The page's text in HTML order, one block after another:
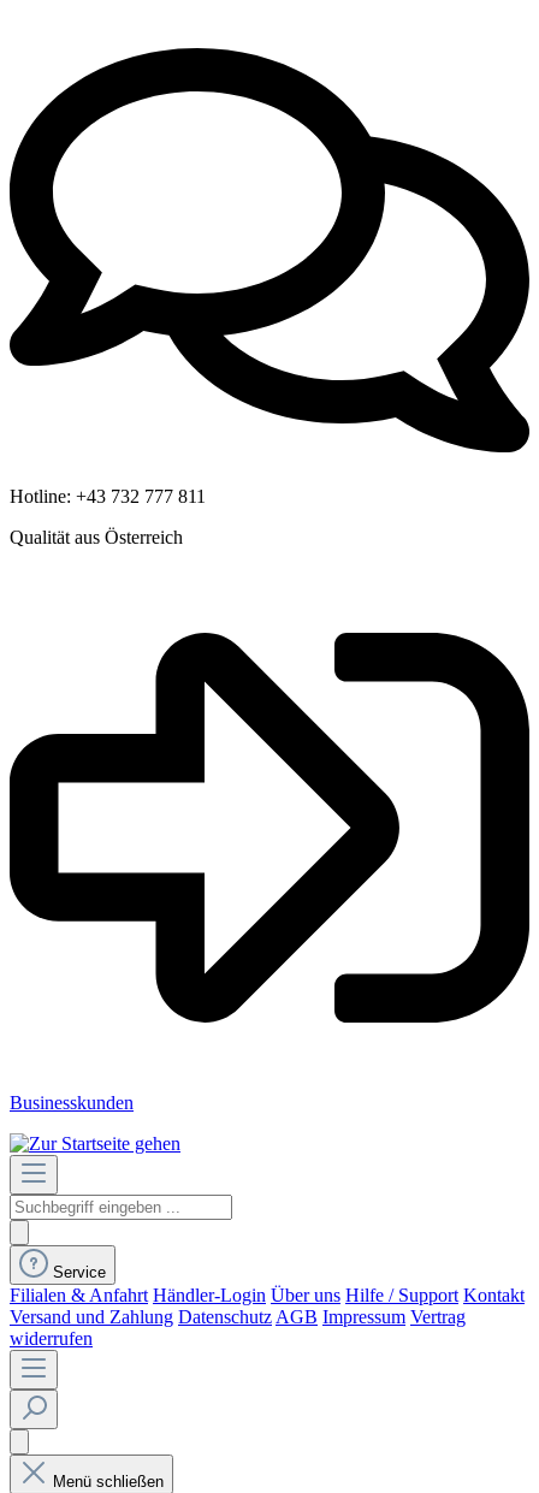
Hotline: +43 732 777 811
Qualität aus Österreich
Businesskunden
Service
Filialen & Anfahrt Händler-Login Über uns Hilfe / Support Kontakt
Versand und Zahlung Datenschutz AGB Impressum Vertrag
widerrufen
Menü schließen